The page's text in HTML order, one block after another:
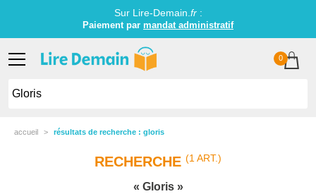
Sur Lire-Demain. fr:
Paiement par mandat administratif
0
accueil résultats de recherche : gloris
RECHERCHE (1 ART.)
Gloris